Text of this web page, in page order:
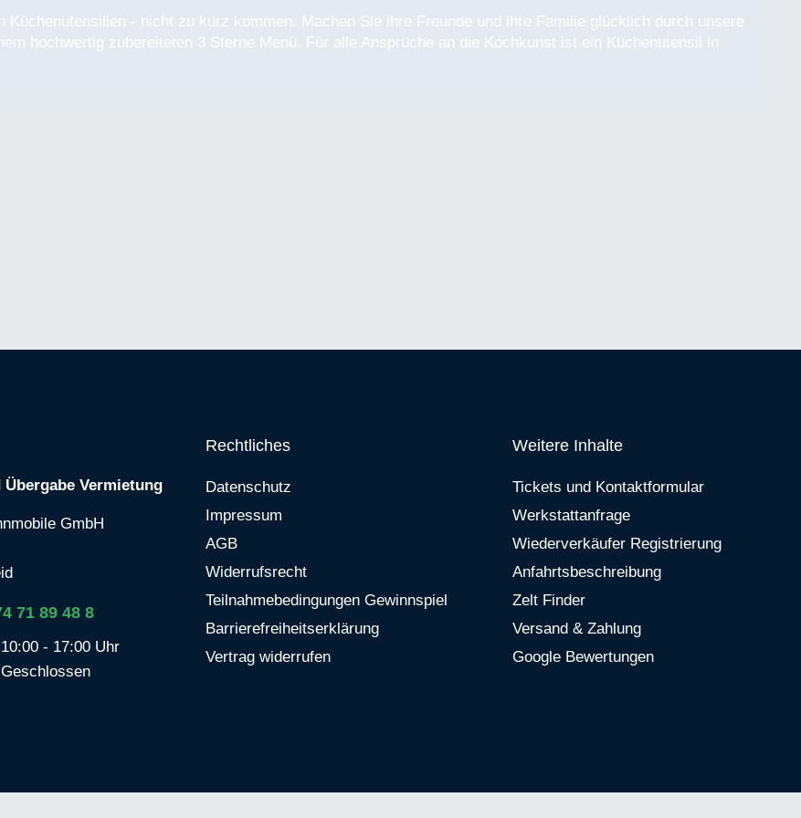
- nicht zu kurz kommen. Machen Sie ihre Freunde und ihre Familie glücklich durch unsere
hochwertig zubereiteten 3 Sterne Menü. Für alle Ansprüche an die Kochkunst ist ein Küchenutensil in
Vermietung
GmbH
71 89 48 8
10:00 - 17:00 Uhr
Geschlossen
Rechtliches
Datenschutz
Impressum
AGB
Widerrufsrecht
Teilnahmebedingungen Gewinnspiel
Barrierefreiheitserklärung
Vertrag widerrufen
Weitere Inhalte
Tickets und Kontaktformular
Werkstattanfrage
Wiederverkäufer Registrierung
Anfahrtsbeschreibung
Zelt Finder
Versand & Zahlung
Google Bewertungen